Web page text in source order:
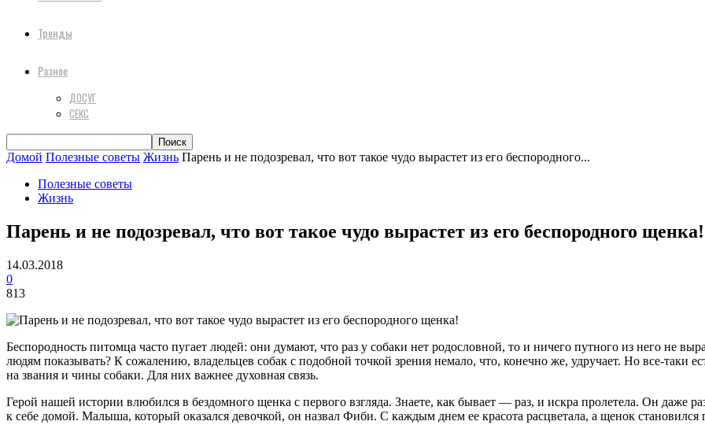
Тренды
Разное
ДОСУГ
СЕКС
Домой Полезные советы Жизнь Парень и не подозревал, что вот такое чудо вырастет из его беспородного...
Полезные советы
Жизнь
Парень и не подозревал, что вот такое чудо вырастет из его беспородного щенка!
14.03.2018
0
813
Беспородность питомца часто пугает людей: они думают, что раз у собаки нет родословной, то и ничего путного из него не
людям показывать? К сожалению, владельцев собак с подобной точкой зрения немало, что, конечно же, удручает. Но все-таки
на звания и чины собаки. Для них важнее духовная связь.
Герой нашей истории влюбился в бездомного щенка с первого взгляда. Знаете, как бывает — раз, и искра пролетела. Он даже
к себе домой. Малыша, который оказался девочкой, он назвал Фиби. С каждым днем ее красота расцветала, а щенок